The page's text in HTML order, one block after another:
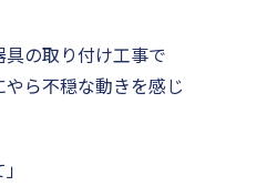
の取り付け工事で
ら不穏な動きを感じ